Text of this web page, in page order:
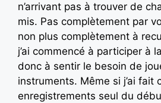
n’arrivant pas à trouver de
mis. Pas complètement par
non plus complètement à
j’ai commencé à participer à
donc à sentir le besoin de
instruments. Même si j’ai fait
enregistrements seul du